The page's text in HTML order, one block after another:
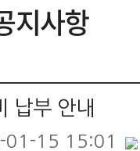
지사항
납부 안내
01-15 15:01